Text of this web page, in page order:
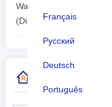
Français
Русский
Deutsch
Português
Waktu lokal:
(Diego Garcia)